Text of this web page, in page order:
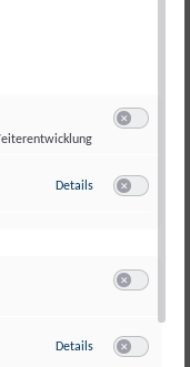
Detailszu Google
Details zu Instagram